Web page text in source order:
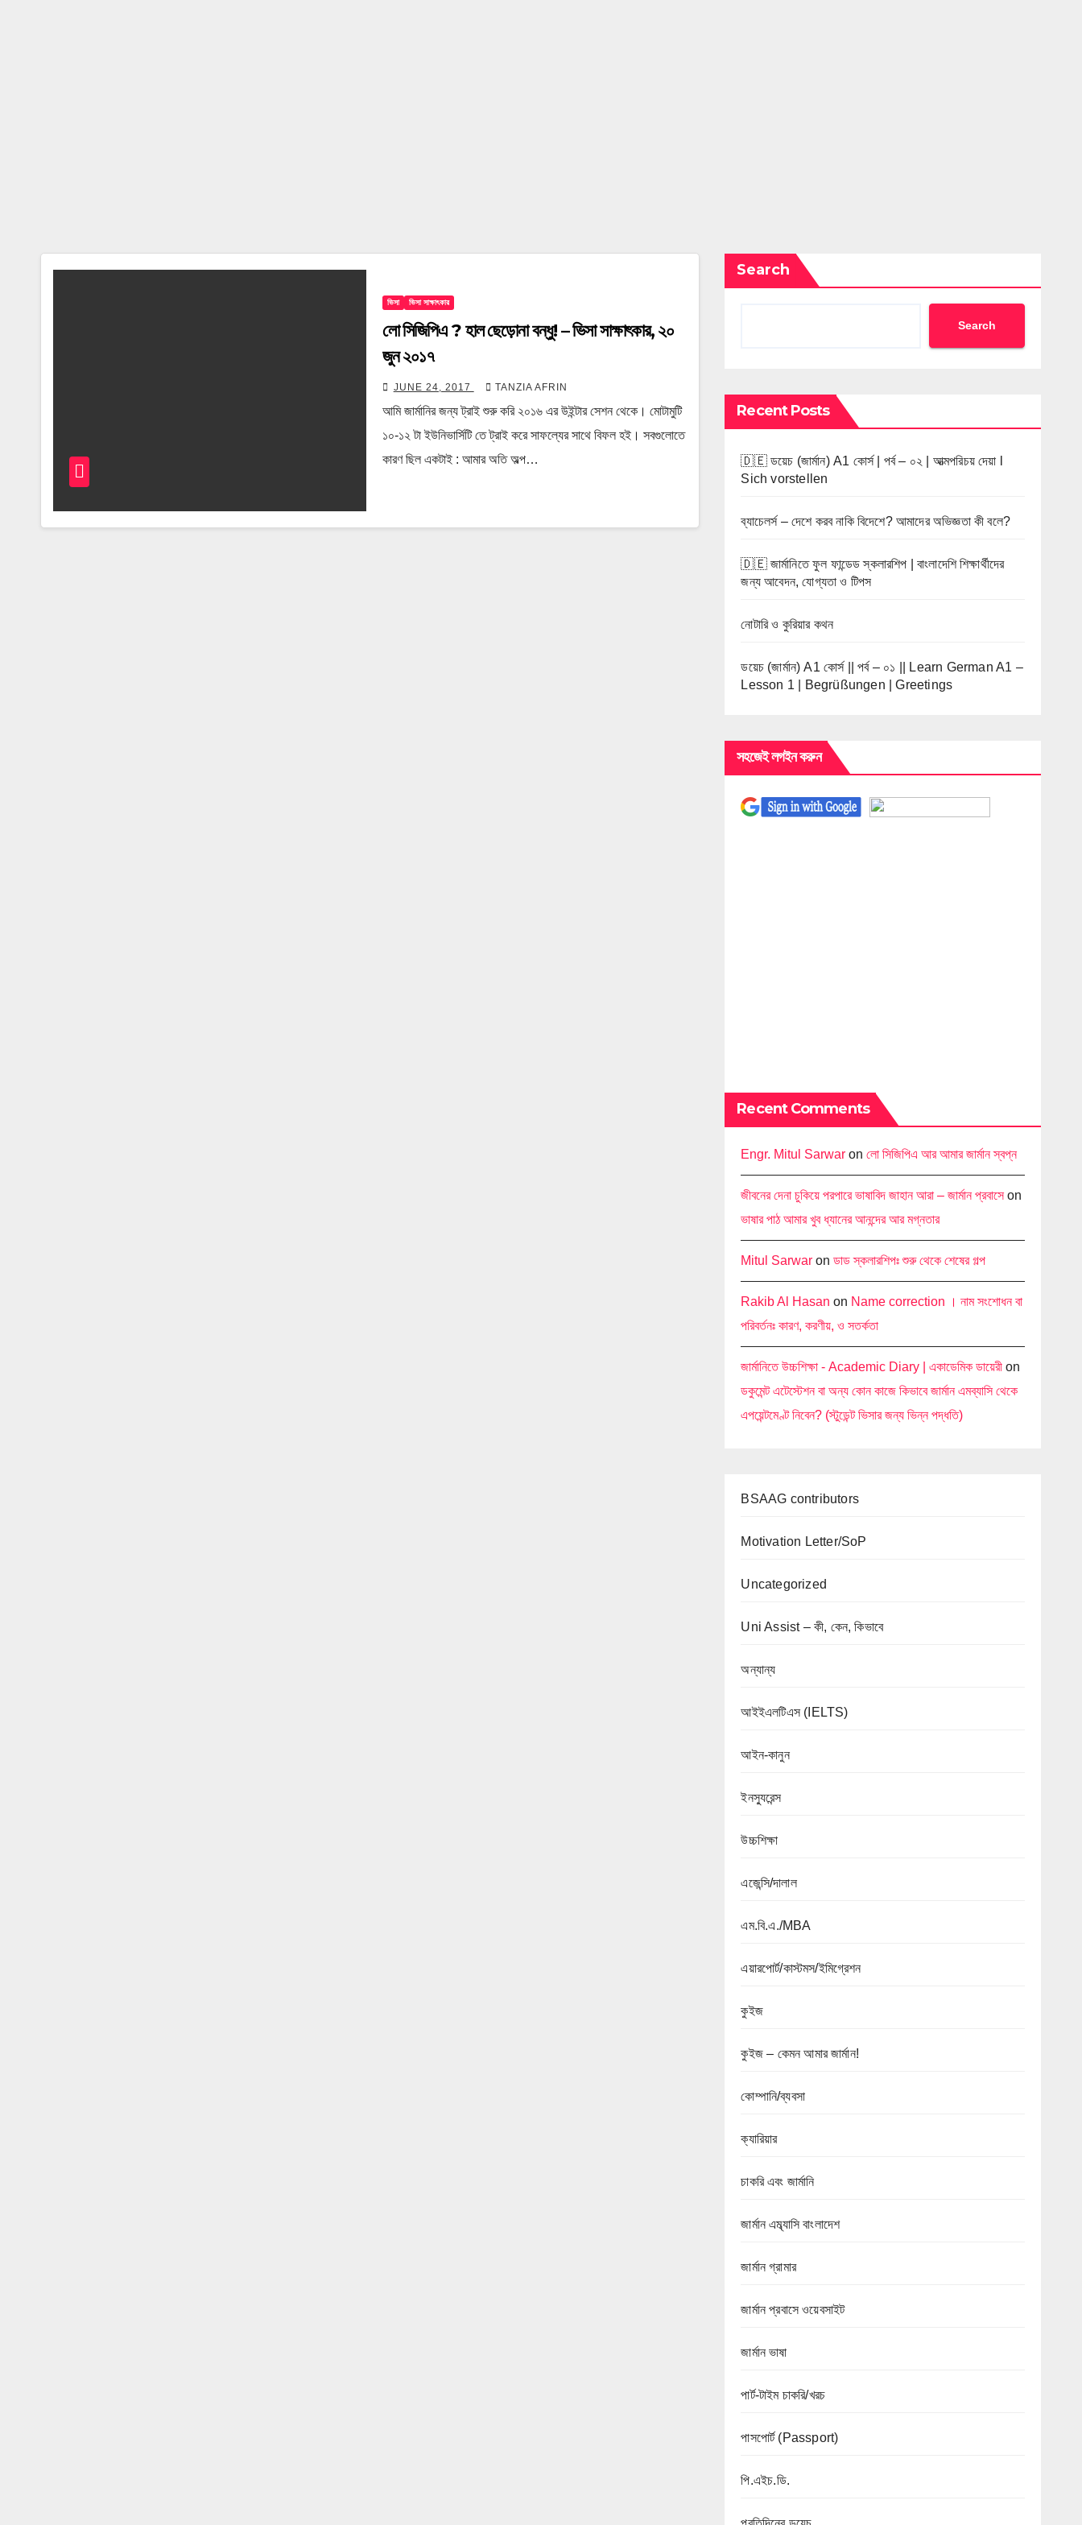
ভিসা ভিসা সাক্ষাৎকার
লো সিজিপিএ ? হাল ছেড়োনা বন্ধু! – ভিসা সাক্ষাৎকার, ২০
জুন ২০১৭
JUNE 24, 2017 TANZIA AFRIN
আমি জার্মানির জন্য ট্রাই শুরু করি ২০১৬ এর উইন্টার সেশন থেকে। মোটামুটি
১০-১২ টা ইউনিভার্সিটি তে ট্রাই করে সাফল্যের সাথে বিফল হই। সবগুলোতে
কারণ ছিল একটাই : আমার অতি অল্প…
Search
Search
Recent Posts
🇩🇪 ডয়েচ (জার্মান) A1 কোর্স | পর্ব – ০২ | আত্মপরিচয় দেয়া l
Sich vorstellen
ব্যাচেলর্স – দেশে করব নাকি বিদেশে? আমাদের অভিজ্ঞতা কী বলে?
🇩🇪 জার্মানিতে ফুল ফান্ডেড স্কলারশিপ | বাংলাদেশি শিক্ষার্থীদের
জন্য আবেদন, যোগ্যতা ও টিপস
নোটারি ও কুরিয়ার কথন
ডয়েচ (জার্মান) A1 কোর্স || পর্ব – ০১ || Learn German A1 –
Lesson 1 | Begrüßungen | Greetings
সহজেই লগইন করুন
Recent Comments
Engr. Mitul Sarwar onলো সিজিপিএ আর আমার জার্মান স্বপ্ন
জীবনের দেনা চুকিয়ে পরপারে ভাষাবিদ জাহান আরা – জার্মান প্রবাসেon
ভাষার পাঠ আমার খুব ধ্যানের আনন্দের আর মগ্নতার
Mitul Sarwar onডাড স্কলারশিপঃ শুরু থেকে শেষের গল্প
Rakib Al Hasan on Name correction । নাম সংশোধন বা
পরিবর্তনঃ কারণ, করণীয়, ও সতর্কতা
জার্মানিতে উচ্চশিক্ষা - Academic Diary | একাডেমিক ডায়েরী on
ডকুমেন্ট এটেস্টেশন বা অন্য কোন কাজে কিভাবে জার্মান এমব্যাসি থেকে
এপয়েন্টমেণ্ট নিবেন? (স্টুডেন্ট ভিসার জন্য ভিন্ন পদ্ধতি)
BSAAG contributors
Motivation Letter/SoP
Uncategorized
Uni Assist – কী, কেন, কিভাবে
অন্যান্য
আইইএলটিএস (IELTS)
আইন-কানুন
ইনস্যুরেন্স
উচ্চশিক্ষা
এজেন্সি/দালাল
এম.বি.এ./MBA
এয়ারপোর্ট/কাস্টমস/ইমিগ্রেশন
কুইজ
কুইজ – কেমন আমার জার্মান!
কোম্পানি/ব্যবসা
ক্যারিয়ার
চাকরি এবং জার্মানি
জার্মান এম্ব্যাসি বাংলাদেশ
জার্মান গ্রামার
জার্মান প্রবাসে ওয়েবসাইট
জার্মান ভাষা
পার্ট-টাইম চাকরি/খরচ
পাসপোর্ট (Passport)
পি.এইচ.ডি.